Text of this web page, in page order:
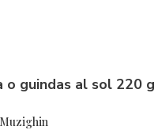
o guindas al sol 220 g